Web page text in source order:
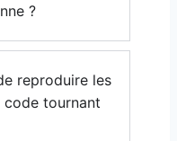
?
reproduire les
code tournant